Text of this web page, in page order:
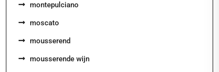
montepulciano
moscato
mousserend
mousserende wijn